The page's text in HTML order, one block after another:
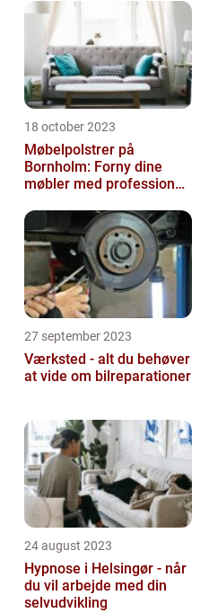
18 october 2023
Møbelpolstrer på
Bornholm: Forny dine
møbler med professionel
27 september 2023
Værksted - alt du behøver
at vide om bilreparationer
24 august 2023
Hypnose i Helsingør - når
du vil arbejde med din
selvudvikling